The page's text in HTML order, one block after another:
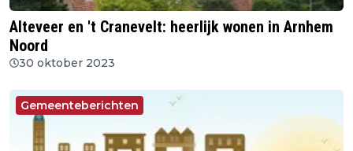
Alteveer en 't Cranevelt: heerlijk wonen in Arnhem
Noord
30 oktober 2023
Gemeenteberichten